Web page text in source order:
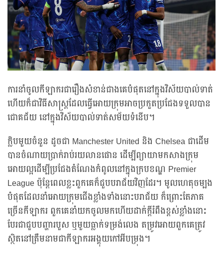
ការនាំចូលកីឡាករជារឿងសំខាន់ជាងគេបំផុតនៅក្នុងវិស័យបាល់ទាត់
ហើយក៏ជាវិធីសាស្ត្រដែលធ្វើអោយក្រុមអាចប្រកួតប្រជែងទទួលបាន
ជោគជ័យ នៅក្នុងវិស័យបាល់ទាត់សម័យទំនើប។
ក្លិបមួយចំនួន ដូចជា Manchester United និង Chelsea ជាដើម
បានចំណាយប្រាក់រាប់រយលានផោន ដើម្បីព្យាយាមកសាងក្រុម
អោយល្អដើម្បីប្រជែងតំណែងកំពូលនៅក្នុងក្របខណ្ឌ Premier
League ប៉ុន្តែពេលខ្លះពួកគេក៏ជួបបរាជ័យវិញដែរ។ មូលហេតុចម្បង
បំផុតដែលនាំអោយក្រុមជើងខ្លាំងទាំងនោះបរាជ័យ ក៏ព្រោះតែភាគ
ច្រើនកីឡាករ ពួកគេនាំយកចូលមកហើយដាក់ក្តីរំពឹងខ្ពស់ខ្លាំងនោះ
បែរជាជួបបញ្ហារបួស ឬមួយធ្លាក់ទម្រង់លេង តម្រូវអោយពួកគេត្រូវ
ស្ថិតនៅត្រឹមនាមជាកីឡាករអង្គុយកៅអីបម្រុង។